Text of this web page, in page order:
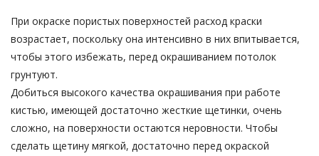
При окраске пористых поверхностей расход краски
возрастает, поскольку она интенсивно в них впитывается,
чтобы этого избежать, перед окрашиванием потолок
грунтуют.
Добиться высокого качества окрашивания при работе
кистью, имеющей достаточно жесткие щетинки, очень
сложно, на поверхности остаются неровности. Чтобы
сделать щетину мягкой, достаточно перед окраской